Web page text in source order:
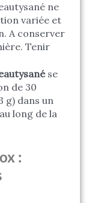
ne
variée et
A conserver
Tenir
se
de 30
g) dans un
long de la
: